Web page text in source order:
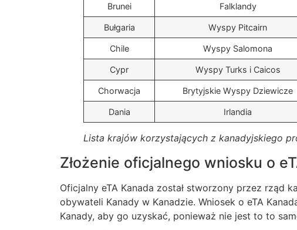
Brunei Falklandy
Bułgaria Wyspy Pitcairn
Chile Wyspy Salomona
Cypr Wyspy Turks i Caicos
Chorwacja Brytyjskie Wyspy Dziewicze
Dania Irlandia
Lista krajów korzystających z kanadyjskiego
Złożenie oficjalnego wniosku o
Oficjalny eTA Kanada został stworzony przez rząd
obywateli Kanady w Kanadzie. Wniosek o eTA
Kanady, aby go uzyskać, ponieważ nie jest to to